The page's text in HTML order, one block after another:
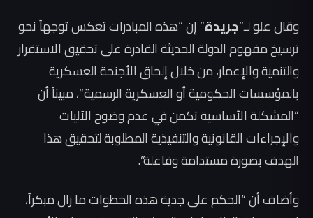
وقال علو لـ”جريدة” إن “هذه المبادرات تعكس توجهاً نحو
ترسيخ مفهوم الدولة الحديثة القادرة على تحقيق الاستقرار
والتنمية والإعمار، من خلال إلحاق الأجنحة العسكرية
بالمؤسسات الحكومية أو العسكرية الرسمية”، مبيناً أن
“المشكلة الأساسية تكمن في عدم وضوح الآليات
والإجراءات القانونية والتنفيذية المطلوبة لتحقيق هذا
الهدف بصورة مستدامة وفاعلة”.
وأضاف أن “الحكم على جدية هذه الخطوات ما زال مبكراً،